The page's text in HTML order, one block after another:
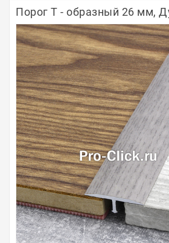
Полосы из металла
Плинтуса
Профили для стекла и SPC
Обводы для труб
Алюминиевые профили
Крепёж и крепления
Садовая мебель
Оплата
Доставка
Порог Т - образный 26 мм,